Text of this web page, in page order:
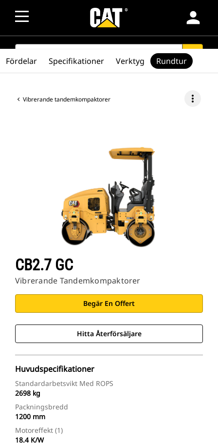
person
SEARCH search
Vibrerande tandemkompaktorer more_vert
CB2.7 GC
Vibrerande Tandemkompaktorer
Begär En Offert
Hitta Återförsäljare
Huvudspecifikationer
Standardarbetsvikt Med ROPS
2698 kg
Packningsbredd
1200 mm
Motoreffekt (1)
18.4 K/W
Fördelar Specifikationer Verktyg Rundtur